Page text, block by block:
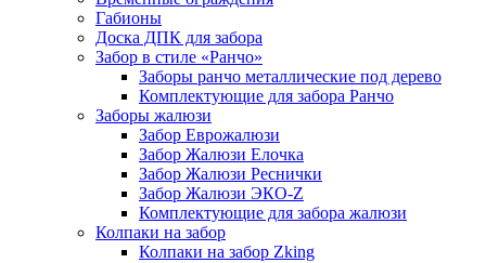
Габионы
Доска ДПК для забора
Забор в стиле «Ранчо»
Заборы ранчо металлические под дерево
Комплектующие для забора Ранчо
Заборы жалюзи
Забор Еврожалюзи
Забор Жалюзи Елочка
Забор Жалюзи Реснички
Забор Жалюзи ЭКО-Z
Комплектующие для забора жалюзи
Колпаки на забор
Колпаки на забор Zking